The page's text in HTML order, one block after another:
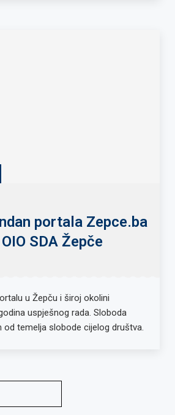
portala Zepce.ba
SDA Žepče
u Žepču i široj okolini
uspješnog rada. Sloboda
od temelja slobode cijelog društva.